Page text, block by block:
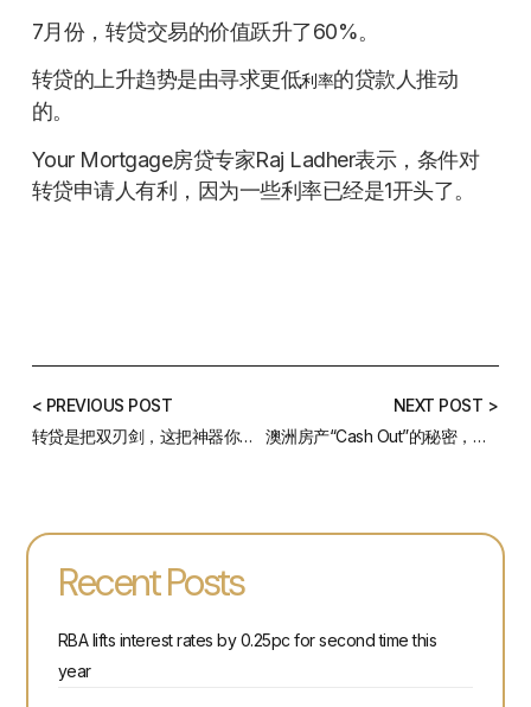
7月份，转贷交易的价值跃升了60%。
转贷的上升趋势是由寻求更低利率的贷款人推动
的。
Your Mortgage房贷专家Raj Ladher表示，条件对
转贷申请人有利，因为一些利率已经是1开头了。
< PREVIOUS POST
转贷是把双刃剑，这把神器你真的会用？
NEXT POST >
澳洲房产“Cash Out”的秘密，你知道多少？
Recent Posts
RBA lifts interest rates by 0.25pc for second time this
year